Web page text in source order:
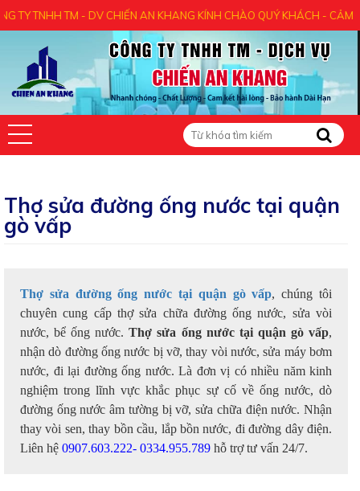
TM - DV CHIẾN AN KHANG KÍNH CHÀO QUÝ KHÁCH - CẢM ƠN QUÝ
Thợ sửa đường ống nước tại quận
gò vấp
Thợ sửa đường ống nước tại quận gò vấp, chúng tôi
chuyên cung cấp thợ sửa chữa đường ống nước, sửa vòi
nước, bể ống nước.Thợ sửa ống nước tại quận gò vấp,
nhận dò đường ống nước bị vỡ, thay vòi nước, sửa máy bơm
nước, đi lại đường ống nước. Là đơn vị có nhiều năm kinh
nghiệm trong lĩnh vực khắc phục sự cố về ống nước, dò
đường ống nước âm tường bị vỡ, sửa chữa điện nước. Nhận
thay vòi sen, thay bồn cầu, lắp bồn nước, đi đường dây điện.
Liên hệ 0907.603.222- 0334.955.789 hỗ trợ tư vấn 24/7.